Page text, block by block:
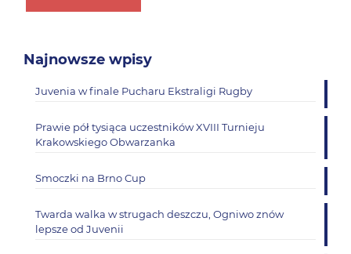
Najnowsze wpisy
Juvenia w finale Pucharu Ekstraligi Rugby
Prawie pół tysiąca uczestników XVIII Turnieju
Krakowskiego Obwarzanka
Smoczki na Brno Cup
Twarda walka w strugach deszczu, Ogniwo znów
lepsze od Juvenii